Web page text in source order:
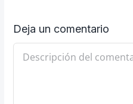
Deja un comentario
Comentario